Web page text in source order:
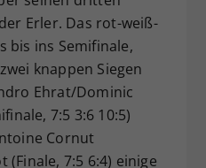
Erler. Das rot-weiß-
bis ins Semifinale,
knappen Siegen
Ehrat/Dominic
7:5 3:6 10:5)
Cornut
(Finale, 7:5 6:4) einige